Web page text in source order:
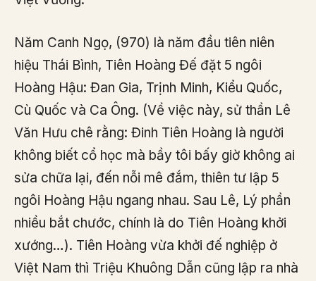
Năm Canh Ngọ, (970) là năm đầu tiên niên
hiệu Thái Bình, Tiên Hoàng Đế đặt 5 ngôi
Hoàng Hậu: Đan Gia, Trịnh Minh, Kiểu Quốc,
Cù Quốc và Ca Ông. (Về việc này, sử thần Lê
Văn Hưu chê rằng: Đinh Tiên Hoàng là người
không biết cổ học mà bầy tôi bấy giờ không ai
sửa chữa lại, đến nỗi mê đắm, thiên tư lập 5
ngôi Hoàng Hậu ngang nhau. Sau Lê, Lý phần
nhiều bắt chước, chính là do Tiên Hoàng khởi
xướng…). Tiên Hoàng vừa khởi đế nghiệp ở
Việt Nam thì Triệu Khuông Dẫn cũng lập ra nhà